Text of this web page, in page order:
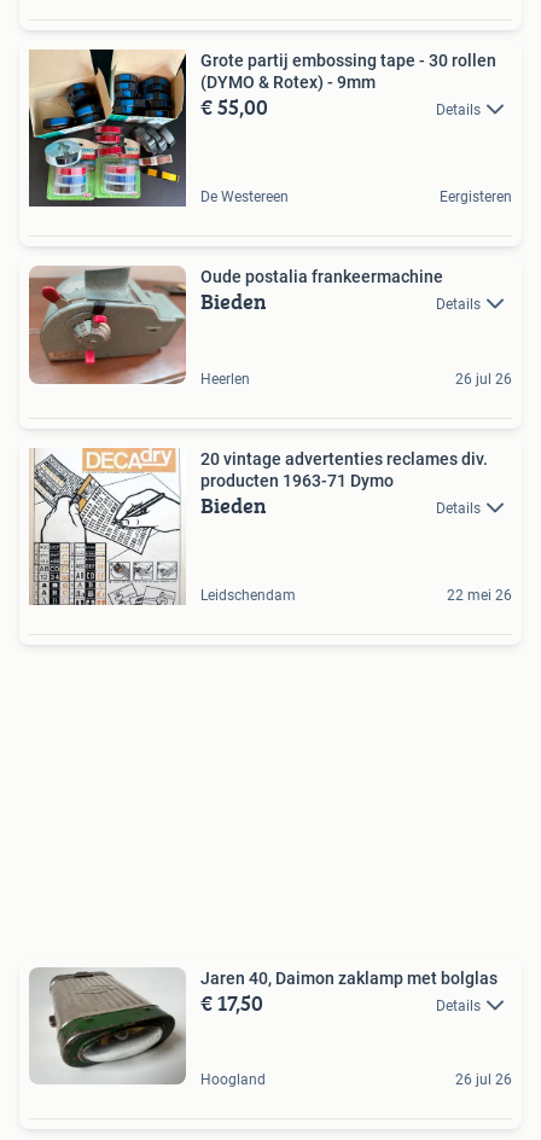
Grote partij embossing tape - 30 rollen
(DYMO & Rotex) - 9mm
€ 55,00 Details
De Westereen Eergisteren
Oude postalia frankeermachine
Bieden Details
Heerlen 26 jul 26
20 vintage advertenties reclames div.
producten 1963-71 Dymo
Bieden Details
Leidschendam 22 mei 26
Jaren 40, Daimon zaklamp met bolglas
€ 17,50 Details
Hoogland 26 jul 26